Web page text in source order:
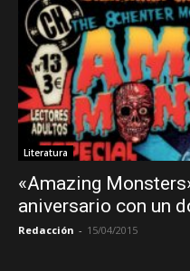
Literatura
«Amazing
aniversario con un
Redacción - 15/04/2015